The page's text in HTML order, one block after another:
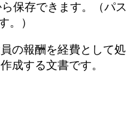
ら保存できます。（パス
。）
の報酬を経費として処
成する文書です。